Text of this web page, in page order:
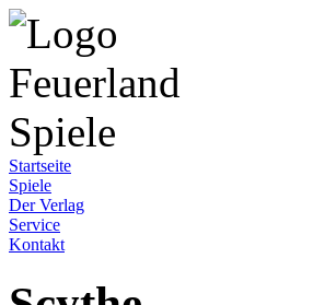
Startseite
Spiele
Der Verlag
Service
Kontakt